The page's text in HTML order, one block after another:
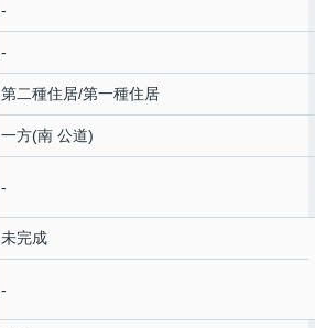
-
-
第二種住居/第一種住居
一方(南 公道)
-
未完成
-